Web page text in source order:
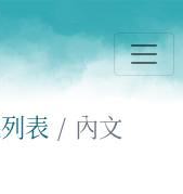
表 內文